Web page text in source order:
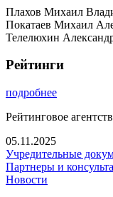
Плахов Михаил
Покатаев Михаил
Телелюхин
Рейтинги
подробнее
Рейтинговое
05.11.2025
Учредительные
Партнеры и
Новости